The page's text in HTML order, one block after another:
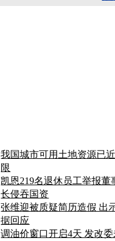
我国城市可用土地资源已
限
凯恩219名退休员工举报董
长侵吞国资
张维迎被质疑简历造假 出
据回应
调油价窗口开启4天 发改委